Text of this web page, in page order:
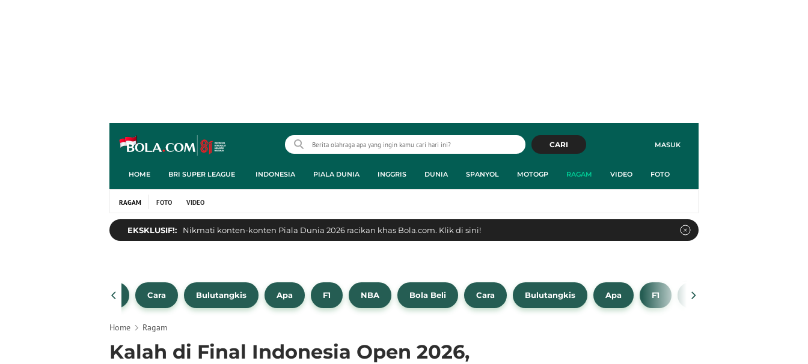
MASUK
CARI
HOME BRI SUPER LEAGUE INDONESIA PIALA DUNIA INGGRIS DUNIA SPANYOL MOTOGP RAGAM VIDEO FOTO
RAGAM FOTO VIDEO
EKSKLUSIF!: Nikmati konten-konten Piala Dunia 2026 racikan khas Bola.com. Klik di sini!
Bola Beli Cara Bulutangkis Apa F1 NBA Bola Beli Cara Bulutangkis Apa F1 NBA
Home Ragam
Kalah di Final Indonesia Open 2026,